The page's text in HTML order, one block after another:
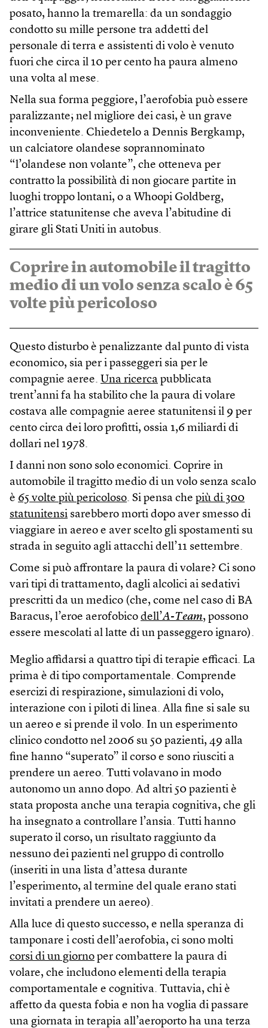
posato, hanno la tremarella: da un sondaggio
condotto su mille persone tra addetti del
personale di terra e assistenti di volo è venuto
fuori che circa il 10 per cento ha paura almeno
una volta al mese.
Nella sua forma peggiore, l’aerofobia può essere
paralizzante; nel migliore dei casi, è un grave
inconveniente. Chiedetelo a Dennis Bergkamp,
un calciatore olandese soprannominato
“l’olandese non volante”, che otteneva per
contratto la possibilità di non giocare partite in
luoghi troppo lontani, o a Whoopi Goldberg,
l’attrice statunitense che aveva l’abitudine di
girare gli Stati Uniti in autobus.
Coprire in automobile il tragitto
medio di un volo senza scalo è 65
volte più pericoloso
Questo disturbo è penalizzante dal punto di vista
economico, sia per i passeggeri sia per le
compagnie aeree. Una ricerca pubblicata
trent’anni fa ha stabilito che la paura di volare
costava alle compagnie aeree statunitensi il 9 per
cento circa dei loro profitti, ossia 1,6 miliardi di
dollari nel 1978.
I danni non sono solo economici. Coprire in
automobile il tragitto medio di un volo senza scalo
è 65 volte più pericoloso. Si pensa che più di 300
statunitensi sarebbero morti dopo aver smesso di
viaggiare in aereo e aver scelto gli spostamenti su
strada in seguito agli attacchi dell’11 settembre.
Come si può affrontare la paura di volare? Ci sono
vari tipi di trattamento, dagli alcolici ai sedativi
prescritti da un medico (che, come nel caso di BA
Baracus, l’eroe aerofobico dell’A-Team, possono
essere mescolati al latte di un passeggero ignaro).
Meglio affidarsi a quattro tipi di terapie efficaci. La
prima è di tipo comportamentale. Comprende
esercizi di respirazione, simulazioni di volo,
interazione con i piloti di linea. Alla fine si sale su
un aereo e si prende il volo. In un esperimento
clinico condotto nel 2006 su 50 pazienti, 49 alla
fine hanno “superato” il corso e sono riusciti a
prendere un aereo. Tutti volavano in modo
autonomo un anno dopo. Ad altri 50 pazienti è
stata proposta anche una terapia cognitiva, che gli
ha insegnato a controllare l’ansia. Tutti hanno
superato il corso, un risultato raggiunto da
nessuno dei pazienti nel gruppo di controllo
(inseriti in una lista d’attesa durante
l’esperimento, al termine del quale erano stati
invitati a prendere un aereo).
Alla luce di questo successo, e nella speranza di
tamponare i costi dell’aerofobia, ci sono molti
corsi di un giorno per combattere la paura di
volare, che includono elementi della terapia
comportamentale e cognitiva. Tuttavia, chi è
affetto da questa fobia e non ha voglia di passare
una giornata in terapia all’aeroporto ha una terza